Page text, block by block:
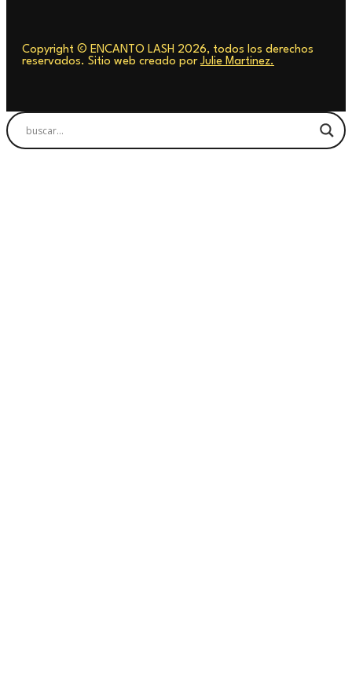
Copyright © ENCANTO LASH 2026, todos los derechos
reservados. Sitio web creado por Julie Martinez.